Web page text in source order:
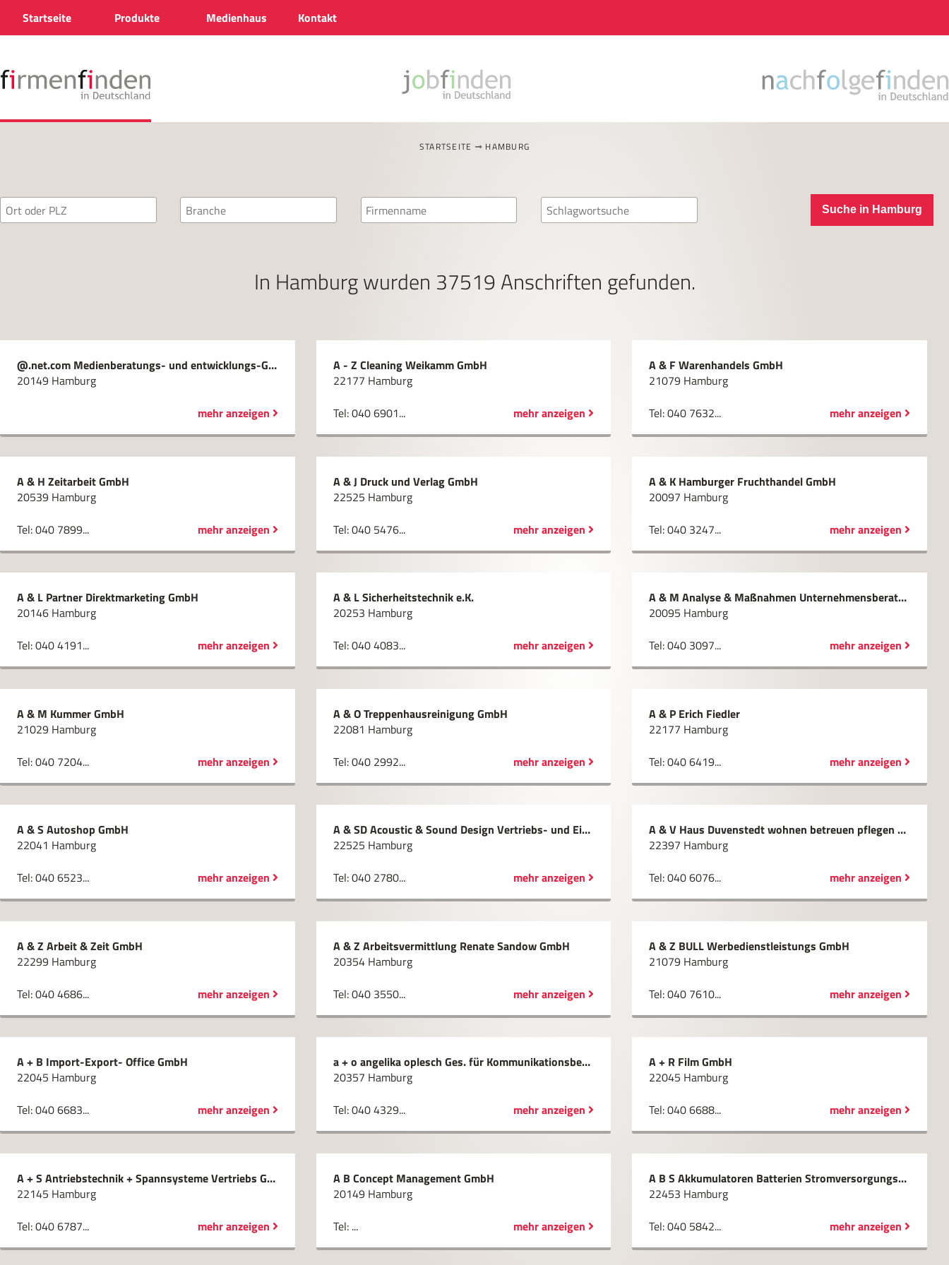
Startseite Produkte Medienhaus Kontakt
STARTSEITE HAMBURG
Suche in Hamburg
In Hamburgwurden 37519Anschriften gefunden.
@.net.com Medienberatungs- und entwicklungs-GmbH
20149 Hamburg
mehr anzeigen
A - Z Cleaning Weikamm GmbH
22177 Hamburg
Tel: 040 6901...
mehr anzeigen
A & F Warenhandels GmbH
21079 Hamburg
Tel: 040 7632...
mehr anzeigen
A & H Zeitarbeit GmbH
20539 Hamburg
Tel: 040 7899...
mehr anzeigen
A & J Druck und Verlag GmbH
22525 Hamburg
Tel: 040 5476...
mehr anzeigen
A & K Hamburger Fruchthandel GmbH
20097 Hamburg
Tel: 040 3247...
mehr anzeigen
A & L Partner Direktmarketing GmbH
20146 Hamburg
Tel: 040 4191...
mehr anzeigen
A & L Sicherheitstechnik e.K.
20253 Hamburg
Tel: 040 4083...
mehr anzeigen
A & M Analyse & Maßnahmen Unternehmensberatung GmbH
20095 Hamburg
Tel: 040 3097...
mehr anzeigen
A & M Kummer GmbH
21029 Hamburg
Tel: 040 7204...
mehr anzeigen
A & O Treppenhausreinigung GmbH
22081 Hamburg
Tel: 040 2992...
mehr anzeigen
A & P Erich Fiedler
22177 Hamburg
Tel: 040 6419...
mehr anzeigen
A & S Autoshop GmbH
22041 Hamburg
Tel: 040 6523...
mehr anzeigen
A & SD Acoustic & Sound Design Vertriebs- und Einrichtungs GmbH
22525 Hamburg
Tel: 040 2780...
mehr anzeigen
A & V Haus Duvenstedt wohnen betreuen pflegen GmbH
22397 Hamburg
Tel: 040 6076...
mehr anzeigen
A & Z Arbeit & Zeit GmbH
22299 Hamburg
Tel: 040 4686...
mehr anzeigen
A & Z Arbeitsvermittlung Renate Sandow GmbH
20354 Hamburg
Tel: 040 3550...
mehr anzeigen
A & Z BULL Werbedienstleistungs GmbH
21079 Hamburg
Tel: 040 7610...
mehr anzeigen
A + B Import-Export- Office GmbH
22045 Hamburg
Tel: 040 6683...
mehr anzeigen
a + o angelika oplesch Ges. für Kommunikationsberatung mbH
20357 Hamburg
Tel: 040 4329...
mehr anzeigen
A + R Film GmbH
22045 Hamburg
Tel: 040 6688...
mehr anzeigen
A + S Antriebstechnik + Spannsysteme Vertriebs GmbH
22145 Hamburg
Tel: 040 6787...
mehr anzeigen
A B Concept Management GmbH
20149 Hamburg
Tel: ...
mehr anzeigen
A B S Akkumulatoren Batterien Stromversorgungssysteme GmbH
22453 Hamburg
Tel: 040 5842...
mehr anzeigen